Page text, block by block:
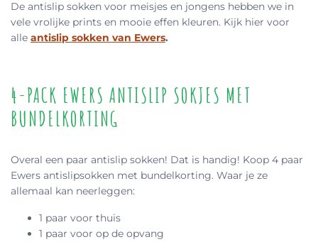
De antislip sokken voor meisjes en jongens hebben we in
vele vrolijke prints en mooie effen kleuren. Kijk hier voor
alle antislip sokken van Ewers.
4-PACK EWERS ANTISLIP SOKJES MET
BUNDELKORTING
Overal een paar antislip sokken! Dat is handig! Koop 4 paar
Ewers antislipsokken met bundelkorting. Waar je ze
allemaal kan neerleggen:
1 paar voor thuis
1 paar voor op de opvang